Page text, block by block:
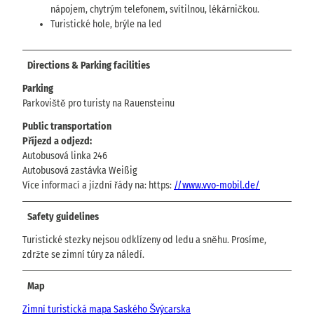
nápojem, chytrým telefonem, svítilnou, lékárničkou.
Turistické hole, brýle na led
Directions & Parking facilities
Parking
Parkoviště pro turisty na Rauensteinu
Public transportation
Příjezd a odjezd:
Autobusová linka 246
Autobusová zastávka Weißig
Více informací a jízdní řády na: https: //www.vvo-mobil.de/
Safety guidelines
Turistické stezky nejsou odklízeny od ledu a sněhu. Prosíme,
zdržte se zimní túry za náledí.
Map
Zimní turistická mapa Saského Švýcarska